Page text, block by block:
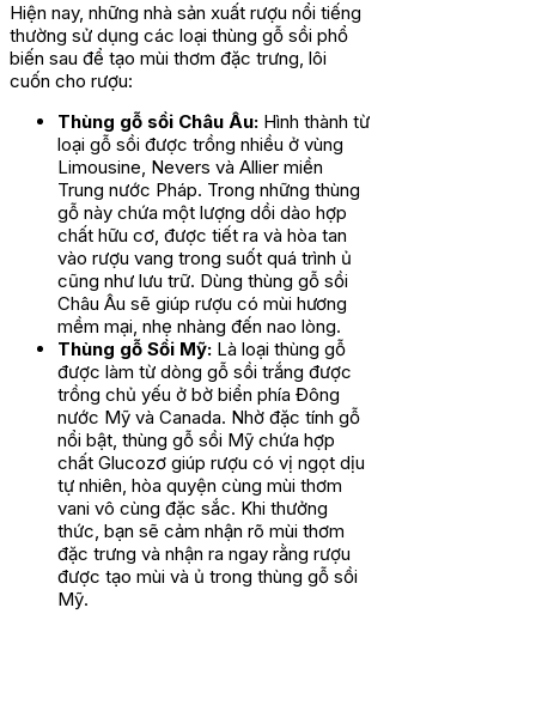
Hiện nay, những nhà sản xuất rượu nổi tiếng
thường sử dụng các loại thùng gỗ sồi phổ
biến sau để tạo mùi thơm đặc trưng, lôi
cuốn cho rượu:
Thùng gỗ sồi Châu Âu: Hình thành từ
loại gỗ sồi được trồng nhiều ở vùng
Limousine, Nevers và Allier miền
Trung nước Pháp. Trong những thùng
gỗ này chứa một lượng dồi dào hợp
chất hữu cơ, được tiết ra và hòa tan
vào rượu vang trong suốt quá trình ủ
cũng như lưu trữ. Dùng thùng gỗ sồi
Châu Âu sẽ giúp rượu có mùi hương
mềm mại, nhẹ nhàng đến nao lòng.
Thùng gỗ Sồi Mỹ: Là loại thùng gỗ
được làm từ dòng gỗ sồi trắng được
trồng chủ yếu ở bờ biển phía Đông
nước Mỹ và Canada. Nhờ đặc tính gỗ
nổi bật, thùng gỗ sồi Mỹ chứa hợp
chất Glucozơ giúp rượu có vị ngọt dịu
tự nhiên, hòa quyện cùng mùi thơm
vani vô cùng đặc sắc. Khi thưởng
thức, bạn sẽ cảm nhận rõ mùi thơm
đặc trưng và nhận ra ngay rằng rượu
được tạo mùi và ủ trong thùng gỗ sồi
Mỹ.